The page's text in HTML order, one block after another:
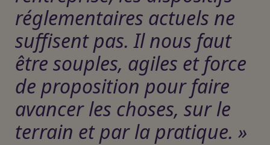
réglementaires actuels ne
suffisent pas. Il nous faut
être souples, agiles et force
de proposition pour faire
avancer les choses, sur le
terrain et par la pratique. »